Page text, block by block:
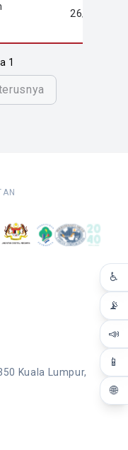
♿
📡
📣
📱
🌐
26/01/2024
1
Kuala Lumpur,